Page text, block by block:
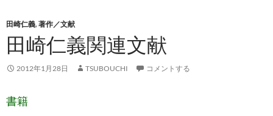
キ
田崎仁義,著作／文献
田崎仁義関連文献
2012年1月28日 TSUBOUCHI コメントする
書籍